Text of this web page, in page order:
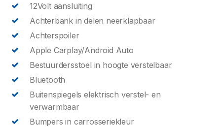
12Volt aansluiting
Achterbank in delen neerklapbaar
Achterspoiler
Apple Carplay/Android Auto
Bestuurdersstoel in hoogte verstelbaar
Bluetooth
Buitenspiegels elektrisch verstel- en
verwarmbaar
Bumpers in carrosseriekleur